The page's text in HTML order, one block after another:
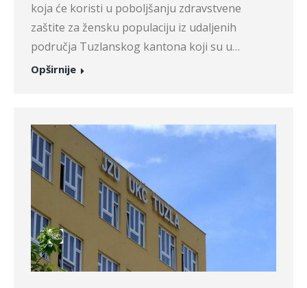
koja će koristi u poboljšanju zdravstvene
zaštite za žensku populaciju iz udaljenih
područja Tuzlanskog kantona koji su u…
Opširnije